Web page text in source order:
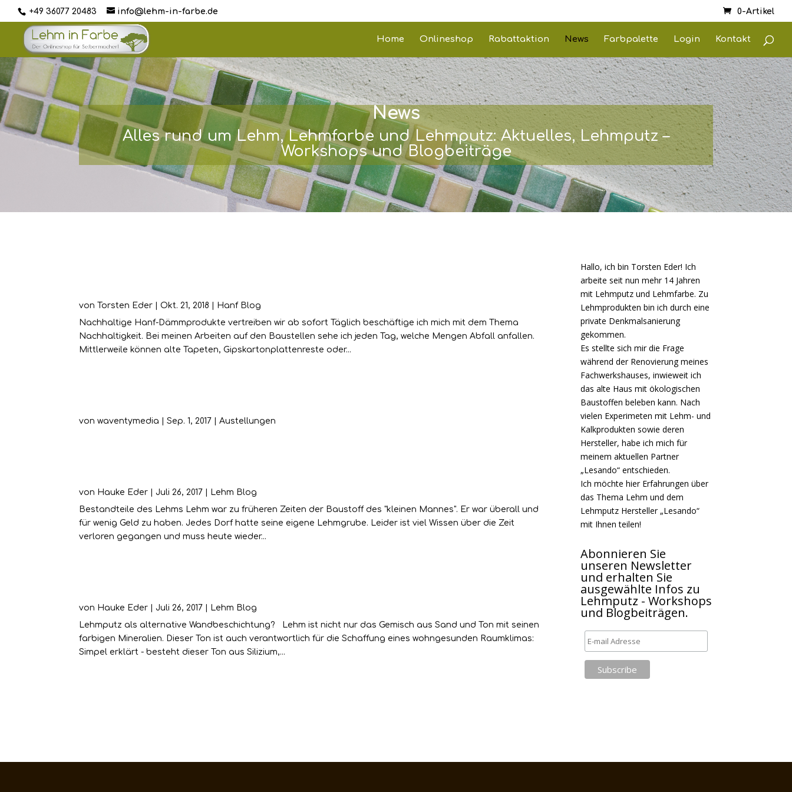
+49 36077 20483 info@lehm-in-farbe.de 0-Artikel
Home Onlineshop Rabattaktion News Farbpalette Login Kontakt
News
Alles rund um Lehm, Lehmfarbe und Lehmputz: Aktuelles, Lehmputz –
Workshops und Blogbeiträge
von Torsten Eder |Okt. 21, 2018
Hanf Blog
Nachhaltige Hanf-Dämmprodukte vertreiben wir ab sofort Täglich beschäftige ich mich mit dem Thema
Nachhaltigkeit. Bei meinen Arbeiten auf den Baustellen sehe ich jeden Tag, welche Mengen Abfall anfallen.
Mittlerweile können alte Tapeten, Gipskartonplattenreste oder...
vonwaventymedia |Sep. 1, 2017 |Austellungen
von Hauke Eder Juli 26, 2017
Lehm Blog
Bestandteile des Lehms Lehm war zu früheren Zeiten der Baustoff des "kleinen Mannes". Er war überall und
für wenig Geld zu haben. Jedes Dorf hatte seine eigene Lehmgrube. Leider ist viel Wissen über die Zeit
verloren gegangen und muss heute wieder...
von Hauke Eder Juli 26, 2017
Lehm Blog
Lehmputz als alternative Wandbeschichtung? Lehm ist nicht nur das Gemisch aus Sand und Ton mit seinen
farbigen Mineralien. Dieser Ton ist auch verantwortlich für die Schaffung eines wohngesunden Raumklimas:
Simpel erklärt - besteht dieser Ton aus Silizium,...
Hallo, ich bin Torsten Eder! Ich
arbeite seit nun mehr 14 Jahren
mit Lehmputz und Lehmfarbe. Zu
Lehmprodukten bin ich durch eine
private Denkmalsanierung
gekommen.
Es stellte sich mir die Frage
während der Renovierung meines
Fachwerkshauses, inwieweit ich
das alte Haus mit ökologischen
Baustoffen beleben kann. Nach
vielen Experimeten mit Lehm- und
Kalkprodukten sowie deren
Hersteller, habe ich mich für
meinem aktuellen Partner
„Lesando“ entschieden.
Ich möchte hier Erfahrungen über
das Thema Lehm und dem
Lehmputz Hersteller „Lesando“
mit Ihnen teilen!
Abonnieren Sie
unseren Newsletter
und erhalten Sie
ausgewählte Infos zu
Lehmputz - Workshops
und Blogbeiträgen.